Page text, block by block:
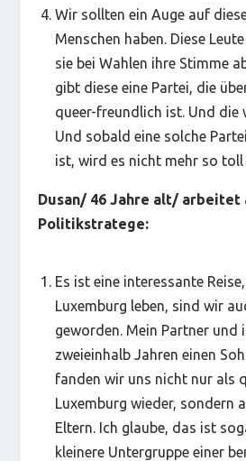
Wir sollten ein Auge auf
Menschen haben. Diese
sie bei Wahlen ihre Stimme
gibt diese eine Partei, die
queer-freundlich ist. Und die
Und sobald eine solche
ist, wird es nicht mehr so toll
Dusan/ 46 Jahre alt/ arbeitet
Politikstratege:
Es ist eine interessante
Luxemburg leben, sind wir
geworden. Mein Partner und
zweieinhalb Jahren einen
fanden wir uns nicht nur als
Luxemburg wieder, sondern
Eltern. Ich glaube, das ist
kleinere Untergruppe einer